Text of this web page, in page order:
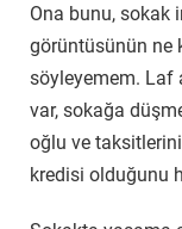
Ona bunu, sokak
görüntüsünün ne
söyleyemem. Laf
var, sokağa
oğlu ve
kredisi olduğunu